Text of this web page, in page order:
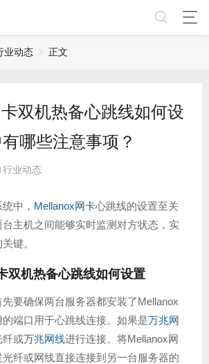
业动态 正文
双机热备心跳线如何设
哪些注意事项？
行业动态
中， Mellanox网卡心跳线的设置至关
主机之间能够实时监测对方状态，实
键。
双机热备心跳线如何设置
先要确保两台服务器都安装了Mellanox
端口用于心跳线连接。如果是万兆网
纤或万兆网线进行连接。将Mellanox网
纤或网线直接连接到另一台服务器的